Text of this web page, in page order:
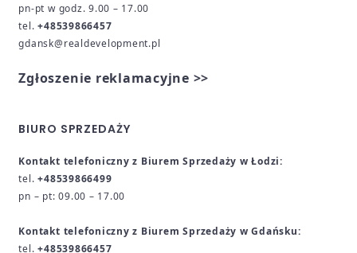
pn-pt w godz. 9.00 – 17.00
tel.+48539866457
gdansk@realdevelopment.pl
Zgłoszenie reklamacyjne >>
BIURO SPRZEDAŻY
Kontakt telefoniczny z Biurem Sprzedaży w Łodzi:
tel.+48539866499
pn – pt: 09.00 – 17.00
Kontakt telefoniczny z Biurem Sprzedaży w Gdańsku:
tel.+48539866457